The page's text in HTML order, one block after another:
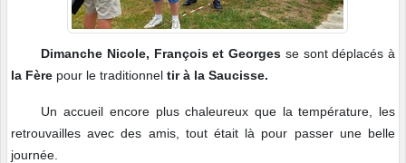
Dimanche Nicole, François et Georges se sont déplacés à
la Fère pour le traditionnel tir à la Saucisse.
Un accueil encore plus chaleureux que la température, les
retrouvailles avec des amis, tout était là pour passer une belle
journée.